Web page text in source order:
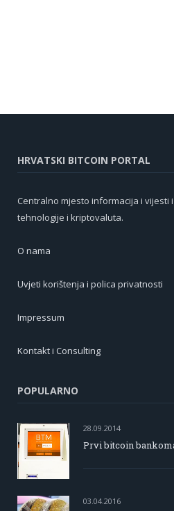
HRVATSKI BITCOIN PORTAL
Centralno mjesto informacija i vijesti
tehnologije i kriptovaluta.
O nama
Uvjeti korištenja i polica privatnosti
Impressum
Kontakt i Consulting
POPULARNO
28.09.2014
Prvi bitcoin
03.04.2016